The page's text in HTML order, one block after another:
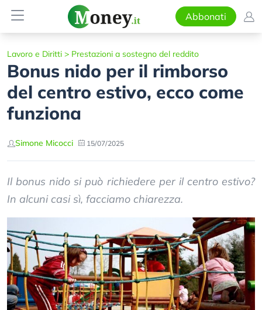
Abbonati
Lavoro e Diritti > Prestazioni a sostegno del reddito
Bonus nido per il rimborso
del centro estivo, ecco come
funziona
Simone Micocci 15/07/2025
Il bonus nido si può richiedere per il centro estivo?
In alcuni casi sì, facciamo chiarezza.